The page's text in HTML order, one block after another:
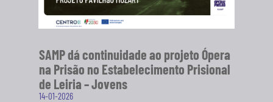
SAMP dá continuidade ao projeto Ópera
na Prisão no Estabelecimento Prisional
de Leiria – Jovens
14-01-2026